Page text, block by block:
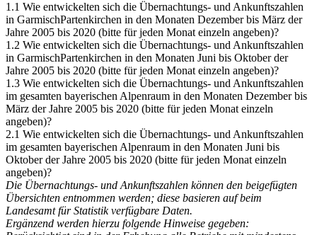
1.1 Wie entwickelten sich die Übernachtungs- und Ankunftszahlen
in GarmischPartenkirchen in den Monaten Dezember bis März der
Jahre 2005 bis 2020 (bitte für jeden Monat einzeln angeben)?
1.2 Wie entwickelten sich die Übernachtungs- und Ankunftszahlen
in GarmischPartenkirchen in den Monaten Juni bis Oktober der
Jahre 2005 bis 2020 (bitte für jeden Monat einzeln angeben)?
1.3 Wie entwickelten sich die Übernachtungs- und Ankunftszahlen
im gesamten bayerischen Alpenraum in den Monaten Dezember bis
März der Jahre 2005 bis 2020 (bitte für jeden Monat einzeln
angeben)?
2.1 Wie entwickelten sich die Übernachtungs- und Ankunftszahlen
im gesamten bayerischen Alpenraum in den Monaten Juni bis
Oktober der Jahre 2005 bis 2020 (bitte für jeden Monat einzeln
angeben)?
Die Übernachtungs- und Ankunftszahlen können den beigefügten
Übersichten entnommen werden; diese basieren auf beim
Landesamt für Statistik verfügbare Daten.
Ergänzend werden hierzu folgende Hinweise gegeben: